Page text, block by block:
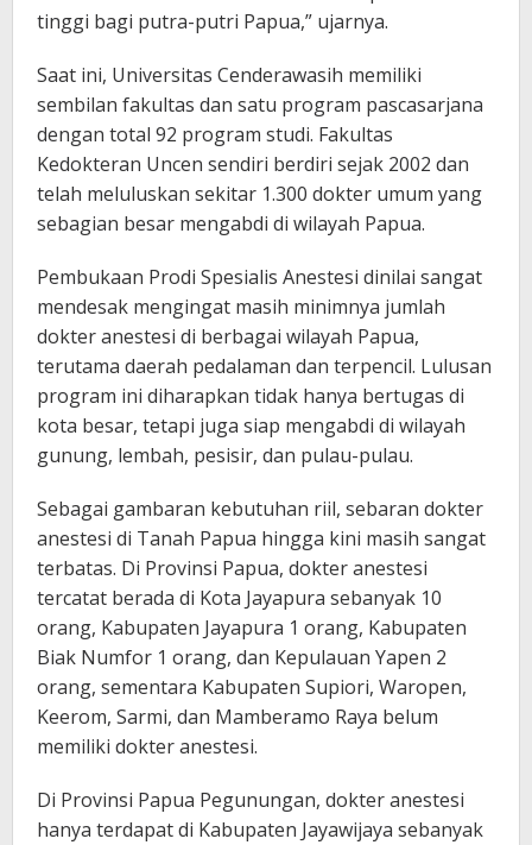
tinggi bagi putra-putri Papua,” ujarnya.
Saat ini, Universitas Cenderawasih memiliki
sembilan fakultas dan satu program pascasarjana
dengan total 92 program studi. Fakultas
Kedokteran Uncen sendiri berdiri sejak 2002 dan
telah meluluskan sekitar 1.300 dokter umum yang
sebagian besar mengabdi di wilayah Papua.
Pembukaan Prodi Spesialis Anestesi dinilai sangat
mendesak mengingat masih minimnya jumlah
dokter anestesi di berbagai wilayah Papua,
terutama daerah pedalaman dan terpencil. Lulusan
program ini diharapkan tidak hanya bertugas di
kota besar, tetapi juga siap mengabdi di wilayah
gunung, lembah, pesisir, dan pulau-pulau.
Sebagai gambaran kebutuhan riil, sebaran dokter
anestesi di Tanah Papua hingga kini masih sangat
terbatas. Di Provinsi Papua, dokter anestesi
tercatat berada di Kota Jayapura sebanyak 10
orang, Kabupaten Jayapura 1 orang, Kabupaten
Biak Numfor 1 orang, dan Kepulauan Yapen 2
orang, sementara Kabupaten Supiori, Waropen,
Keerom, Sarmi, dan Mamberamo Raya belum
memiliki dokter anestesi.
Di Provinsi Papua Pegunungan, dokter anestesi
hanya terdapat di Kabupaten Jayawijaya sebanyak